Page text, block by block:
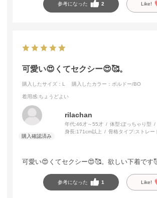
参考になった 2 Like!
可愛い😍くてセクシー😍🥰。
購入したサイズ：L 購入したカラー：ボルドー/BO
着用感:ちょうどよい
rilachan
年代:46才～55才 体型:ぽっちゃり型
身長:171cm以上 骨格タイプ: ストレー
可愛い😍くてセクシー😍🥰。欲しい下
参考になった 1 Like!